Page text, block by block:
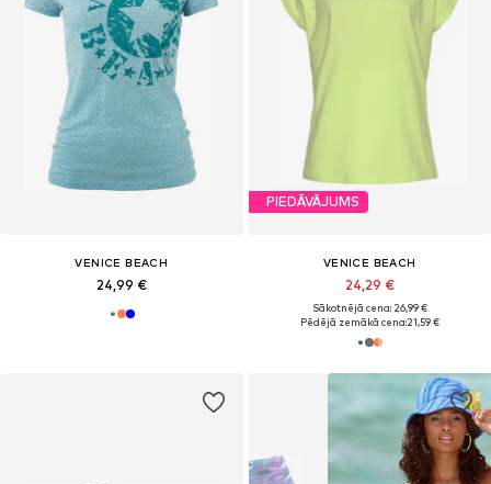
VENICE BEACH
24,99 €
PIEDĀVĀJUMS
VENICE BEACH
24,29 €
Sākotnējā cena: 26,99 €
Pēdējā zemākā cena:21,59 €